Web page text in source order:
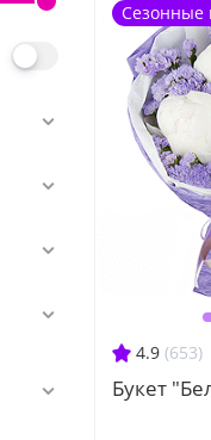
4.9 (653)
Букет
Сезонные